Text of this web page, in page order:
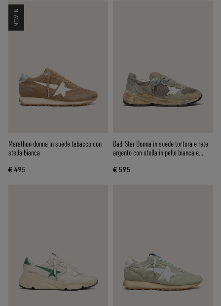
NEW IN
Marathon donna in suede tabacco con
stella bianca
€ 495
Dad-Star Donna in suede tortora e rete
argento con stella in pelle bianca e
€ 595